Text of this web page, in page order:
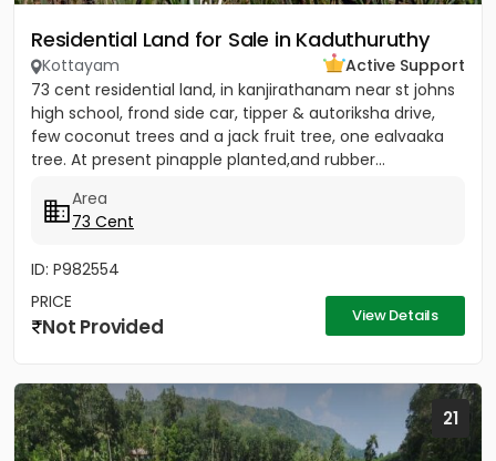
Residential Land for Sale in Kaduthuruthy
Kottayam
Active Support
73 cent residential land, in kanjirathanam near st johns
high school, frond side car, tipper & autoriksha drive,
few coconut trees and a jack fruit tree, one ealvaaka
tree. At present pinapple planted,and rubber...
Area
73 Cent
ID: P982554
PRICE
Not Provided View Details
21